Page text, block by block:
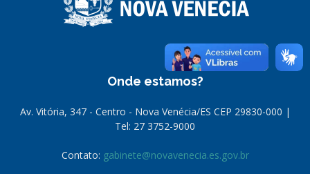
Onde estamos?
Av. Vitória, 347 - Centro - Nova Venécia/ES CEP 29830-000 |
Tel: 27 3752-9000
Contato: gabinete@novavenecia.es.gov.br